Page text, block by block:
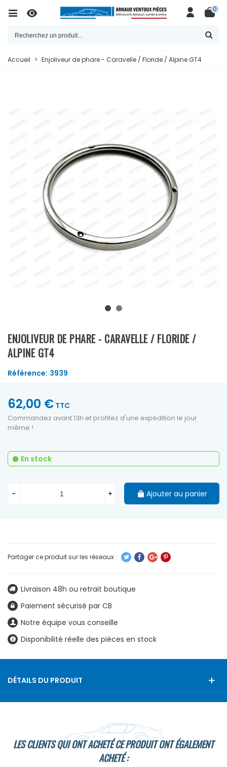
0
Accueil > Enjoliveur de phare - Caravelle / Floride / Alpine GT4
ENJOLIVEUR DE PHARE - CARAVELLE / FLORIDE /
ALPINE GT4
Référence: 3939
Livraison 48h ou retrait boutique
Paiement sécurisé par CB
Notre équipe vous conseille
Disponibilité réelle des pièces en stock
62,00 € TTC
Commandez avant 13h et profitez d'une expédition le jour
même !
En stock
- + Ajouter au panier
DÉTAILS DU PRODUIT
LES CLIENTS QUI ONT ACHETÉ CE PRODUIT ONT ÉGALEMENT
ACHETÉ :